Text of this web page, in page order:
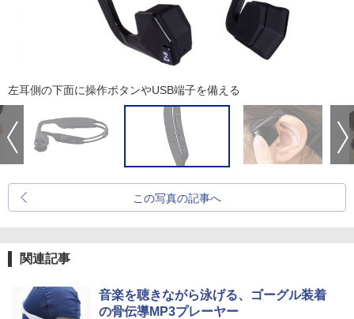
左耳側の下面に操作ボタンやUSB端子を備える
この写真の記事へ
関連記事
音楽を聴きながら泳げる、ゴーグル装着
の骨伝導MP3プレーヤー